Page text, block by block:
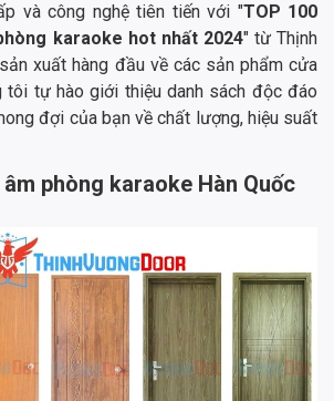
và công nghệ tiên tiến với "TOP 100
karaoke hot nhất 2024" từ Thịnh
xuất hàng đầu về các sản phẩm cửa
tôi tự hào giới thiệu danh sách độc đáo
đợi của bạn về chất lượng, hiệu suất
phòng karaoke Hàn Quốc